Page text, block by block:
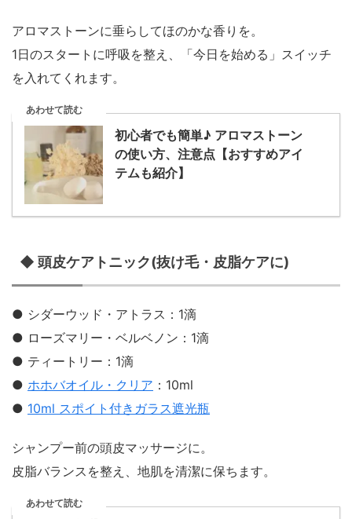
アロマストーンに垂らしてほのかな香りを。
1日のスタートに呼吸を整え、「今日を始める」スイッチ
を入れてくれます。
あわせて読む
初心者でも簡単♪ アロマストーン
の使い方、注意点【おすすめアイ
テムも紹介】
◆ 頭皮ケアトニック(抜け毛・皮脂ケアに)
● シダーウッド・アトラス：1滴
● ローズマリー・ベルベノン：1滴
● ティートリー：1滴
● ホホバオイル・クリア ：10ml
● 10ml スポイト付きガラス遮光瓶
シャンプー前の頭皮マッサージに。
皮脂バランスを整え、地肌を清潔に保ちます。
あわせて読む